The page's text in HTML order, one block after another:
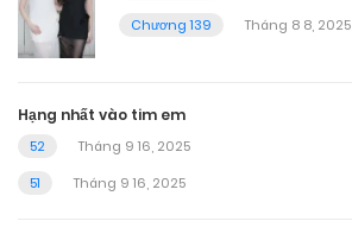
Chương 139
Tháng 8 8, 2025
Hạng nhất vào tim em
52
Tháng 9 16, 2025
51
Tháng 9 16, 2025